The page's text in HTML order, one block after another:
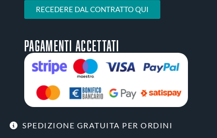
SPEDIZIONE GRATUITA PER ORDINI
RECEDERE DAL CONTRATTO QUI
Pagamenti accettati